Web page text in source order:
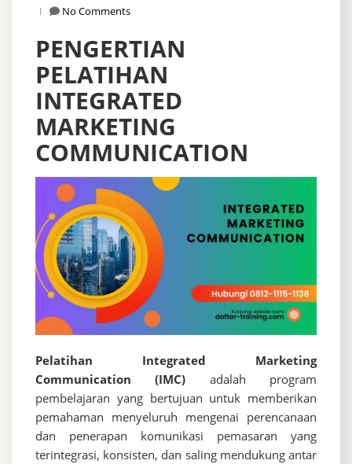
No Comments
PENGERTIAN
PELATIHAN
INTEGRATED
MARKETING
COMMUNICATION
Pelatihan Integrated Marketing
Communication (IMC) adalah program
pembelajaran yang bertujuan untuk memberikan
pemahaman menyeluruh mengenai perencanaan
dan penerapan komunikasi pemasaran yang
terintegrasi, konsisten, dan saling mendukung antar